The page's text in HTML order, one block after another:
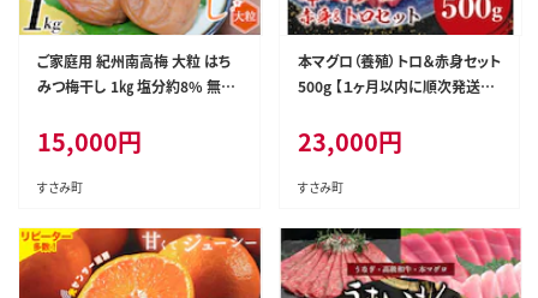
ご家庭用 紀州南高梅 大粒 はち
みつ梅干し 1㎏ 塩分約8% 無選
ウメ ハチミツ すさみ町 within2
025【khs118】
15,000円
すさみ町
本マグロ（養殖）トロ＆赤身セット
500g 【１ヶ月以内に順次発送】
まぐろ マグロ 鮪 刺身 赤身 柵 じ
ゃばらまぐろ 本マグロ 本鮪【nks
110D】
23,000円
すさみ町